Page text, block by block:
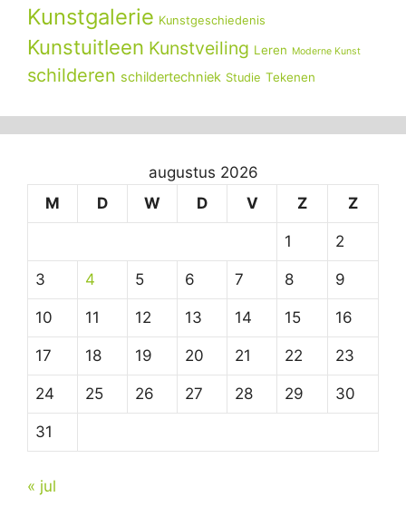
Kunstgalerie Kunstgeschiedenis
Kunstuitleen Kunstveiling Leren Moderne Kunst
schilderen schildertechniek Studie Tekenen
augustus 2026
M
D W D V Z Z
1 2
3 4 5 6 7 8 9
10 11 12 13 14 15 16
17 18 19 20 21 22 23
24 25 26 27 28 29 30
31
« jul